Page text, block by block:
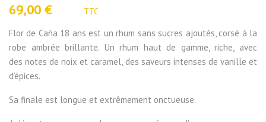
69,00 € TTC
Flor de Caña 18 ans est un rhum sans sucres ajoutés, corsé à la
robe ambrée brillante. Un rhum haut de gamme, riche, avec
des notes de noix et caramel, des saveurs intenses de vanille et
d’épices.
Sa finale est longue et extrêmement onctueuse.